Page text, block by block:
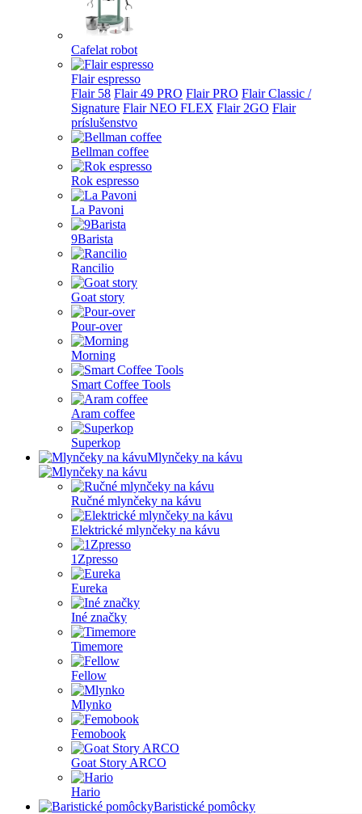
Cafelat robot
Flair espresso
Flair 58 Flair 49 PRO Flair PRO Flair Classic /
Signature Flair NEO FLEX Flair 2GO Flair
príslušenstvo
Bellman coffee
Rok espresso
La Pavoni
9Barista
Rancilio
Goat story
Pour-over
Morning
Smart Coffee Tools
Aram coffee
Superkop
Mlynčeky na kávu
Ručné mlynčeky na kávu
Elektrické mlynčeky na kávu
1Zpresso
Eureka
Iné značky
Timemore
Fellow
Mlynko
Femobook
Goat Story ARCO
Hario
Baristické pomôcky